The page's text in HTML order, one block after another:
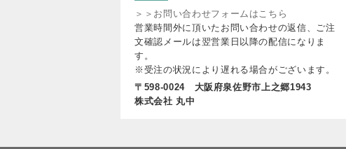
＞＞お問い合わせフォームはこちら
営業時間外に頂いたお問い合わせの返信、ご注
文確認メールは翌営業日以降の配信になりま
す。
※受注の状況により遅れる場合がございます。
〒598-0024 大阪府泉佐野市上之郷1943
株式会社 丸中